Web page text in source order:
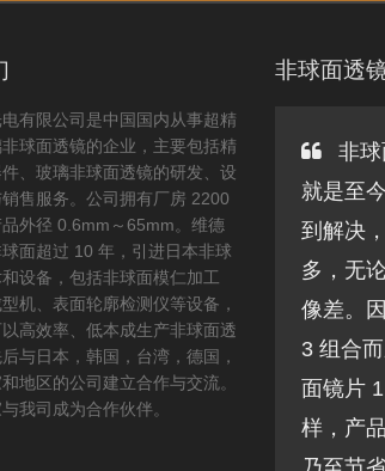
有限公司是中国国内从事超精
球面透镜的企业，主要包括精
、玻璃非球面透镜的研发、设
售服务。公司拥有厂房 2200
外径 0.6mm～65mm。维德
面超过 10 年，引进日本非球
设备，包括非球面模仁加工
机、表面轮廓检测仪等设备，
高效率、低本成生产非球面透
与日本，韩国，台湾，德国，
地区的公司建立合作与交流。
我司成为合作伙伴。
非球面透
非
就是至
到解决
多，无
像差。
3 组合
面镜片
样，产